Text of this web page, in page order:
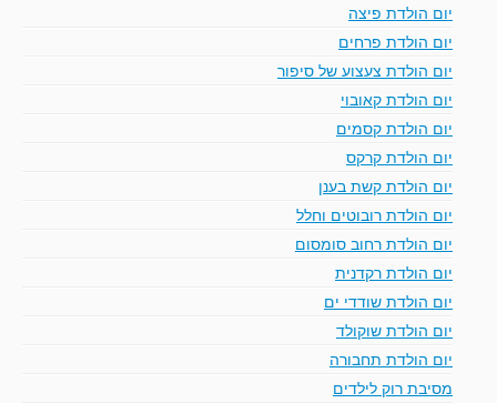
יום הולדת פיצה
יום הולדת פרחים
יום הולדת צעצוע של סיפור
יום הולדת קאובוי
יום הולדת קסמים
יום הולדת קרקס
יום הולדת קשת בענן
יום הולדת רובוטים וחלל
יום הולדת רחוב סומסום
יום הולדת רקדנית
יום הולדת שודדי ים
יום הולדת שוקולד
יום הולדת תחבורה
מסיבת רוק לילדים